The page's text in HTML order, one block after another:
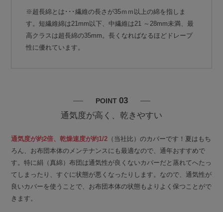
※超長綿とは･･･繊維の長さが35ｍｍ以上の綿を指しま
す。短繊維綿は21mm以下、中繊維は21 ～28mm未満、最
高クラスは超長綿の35mm。長くなればなるほどドレープ
性に優れています。
POINT 03
通気度が高く、乾きやすい
通気度が約2倍、乾燥速度が約1/2 （当社比）のカバーです！夏はもち
ろん、お布団本体のメンテナンスにも最適なので、通年おすすめで
す。特に絹（真綿）布団は通気性が良くないカバーだと蒸れてへたっ
てしまったり、すぐに状態が悪くなったりします。なので、通気性が
良いカバーを使うことで、お布団本体の状態もよりよく保つことがで
きます。